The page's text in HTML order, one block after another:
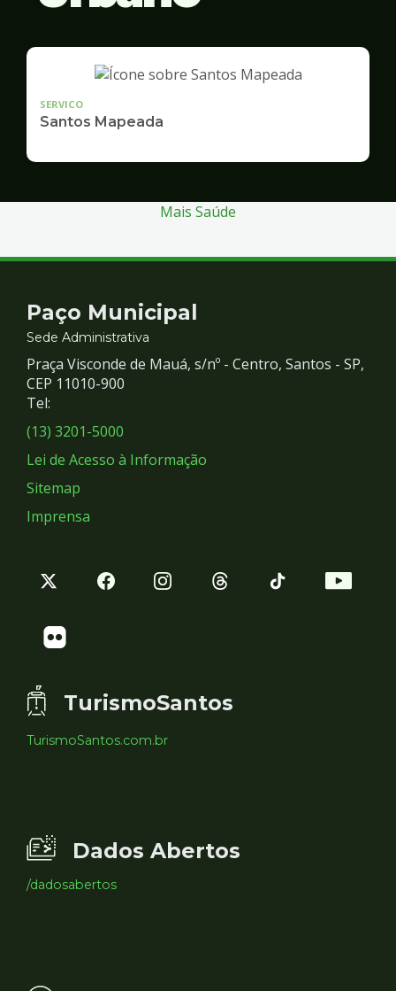
SERVICO
Santos Mapeada
Mais Saúde
Contato
e
Redes
Sociais
Paço Municipal
Sede Administrativa
Praça Visconde de Mauá, s/nº - Centro, Santos - SP,
CEP 11010-900
Tel:
(13) 3201-5000
Lei de Acesso à Informação
Sitemap
Imprensa
TurismoSantos
TurismoSantos.com.br
Dados Abertos
/dadosabertos